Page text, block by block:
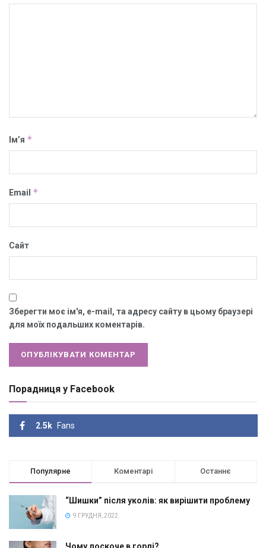
Ім’я *
Email *
Сайт
Зберегти моє ім'я, e-mail, та адресу сайту в цьому браузері
для моїх подальших коментарів.
Порадниця у Facebook
2.5k Fans
Популярне Коментарі Останнє
“Шишки” після уколів: як вирішити проблему
9 ГРУДНЯ, 2022